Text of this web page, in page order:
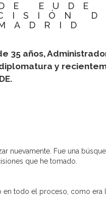
EUDE
35 años,
y
nuevamente. Fue una
que he tomado.
todo el proceso, como era